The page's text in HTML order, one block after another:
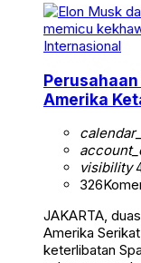
Internasional
Amerika
visibility
326
JAKARTA,
Amerika
keterlibatan